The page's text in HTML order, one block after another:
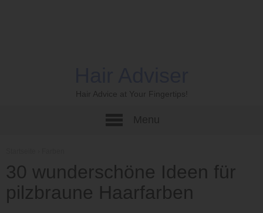
Hair Advice at Your Fingertips!
30 wunderschöne Ideen für
pilzbraune Haarfarben